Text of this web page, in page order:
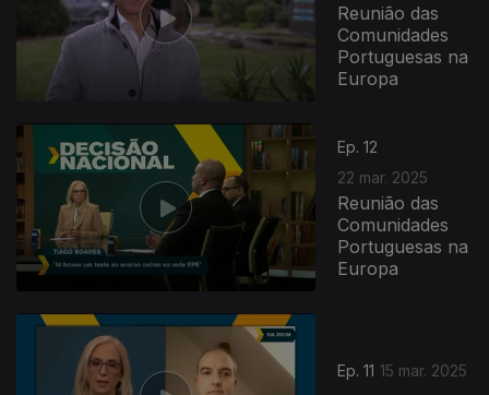
Reunião das
Comunidades
Portuguesas na
Europa
Ep. 12
22 mar. 2025
Reunião das
Comunidades
Portuguesas na
Europa
Ep. 11 15 mar. 2025